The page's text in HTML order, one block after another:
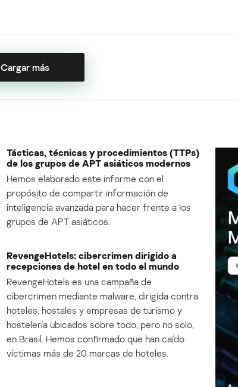
Cargar más
Tácticas, técnicas y procedimientos (TTPs)
de los grupos de APT asiáticos modernos
Hemos elaborado este informe con el
propósito de compartir información de
inteligencia avanzada para hacer frente a los
grupos de APT asiáticos.
RevengeHotels: cibercrimen dirigido a
recepciones de hotel en todo el mundo
RevengeHotels es una campaña de
cibercrimen mediante malware, dirigida contra
hoteles, hostales y empresas de turismo y
hostelería ubicados sobre todo, pero no solo,
en Brasil. Hemos confirmado que han caído
víctimas más de 20 marcas de hoteles.